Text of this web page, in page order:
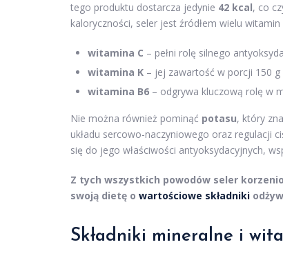
tego produktu dostarcza jedynie 42 kcal, co
kaloryczności, seler jest źródłem wielu
witamina C – pełni rolę silnego
witamina K – jej zawartość w porcji 150
witamina B6 – odgrywa kluczową rolę w
Nie można również pominąć potasu, który
układu sercowo-naczyniowego oraz regulacji
się do jego właściwości antyoksydacyjnych,
Z tych wszystkich powodów seler
swoją dietę o wartościowe składniki
Składniki mineralne i